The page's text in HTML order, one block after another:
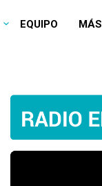
EQUIPO MÁS